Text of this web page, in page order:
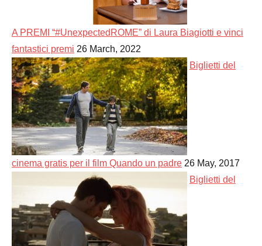
A PREMI “#UnexpectedROME” di Laura Biagiotti e vinci
fantastici premi 26 March, 2022
Biglietti del
cinema gratis per il film Quando un padre 26 May, 2017
Biglietti del